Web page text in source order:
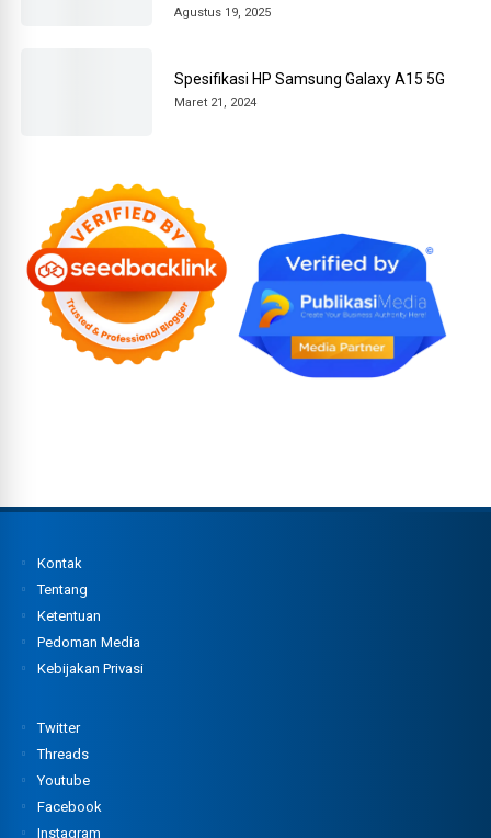
Agustus 19, 2025
Spesifikasi HP Samsung Galaxy A15 5G
Maret 21, 2024
Kontak
Tentang
Ketentuan
Pedoman Media
Kebijakan Privasi
Twitter
Threads
Youtube
Facebook
Instagram